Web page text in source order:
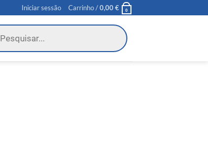
Iniciar sessão Carrinho /0,00€ 0